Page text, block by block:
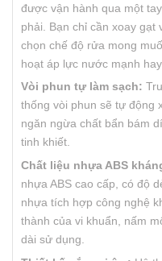
được vận hành qua một
phải. Bạn chỉ cần xoay
chọn chế độ rửa mong
hoạt áp lực nước mạnh
Vòi phun tự làm sạch:
thống vòi phun sẽ tự động
ngăn ngừa chất bẩn bám
tinh khiết.
Chất liệu nhựa ABS
nhựa ABS cao cấp, có độ
nhựa tích hợp công nghệ
thành của vi khuẩn, nấm
dài sử dụng.